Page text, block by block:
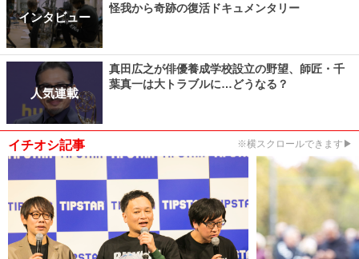
インタビュー
怪我から奇跡の復活ドキュメンタリー
人気連載
真田広之が俳優養成学校設立の野望、師匠・千
葉真一は大トラブルに…どうなる？
イチオシ記事 ※横スクロールできます▶